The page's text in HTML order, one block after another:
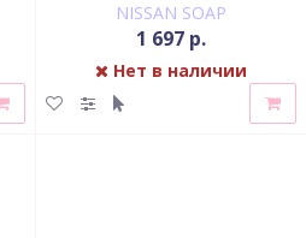
NISSAN SOAP
1 697 р.
Нет в наличии